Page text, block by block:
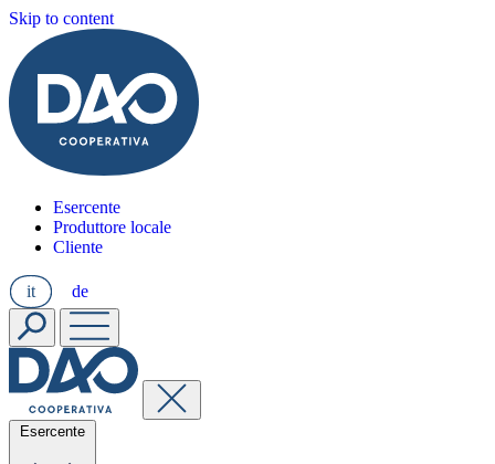
Skip to content
Esercente
Produttore locale
Cliente
it de
Esercente